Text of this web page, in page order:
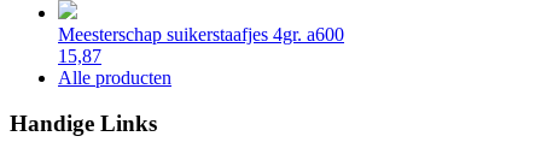
Meesterschap suikerstaafjes 4gr. a600
15,87
Alle producten
Handige Links